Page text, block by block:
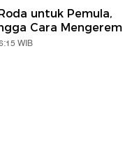
untuk Pemula,
Cara Mengerem
WIB